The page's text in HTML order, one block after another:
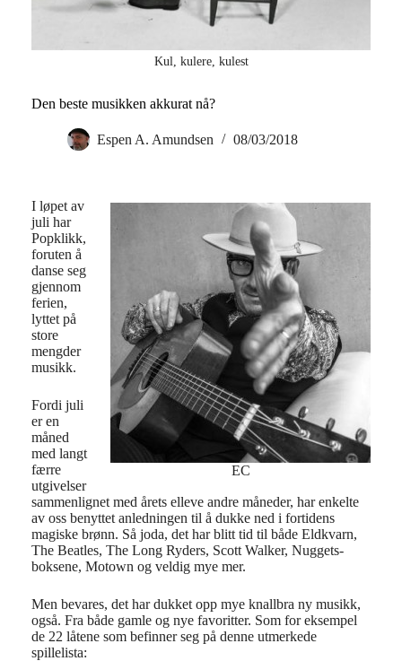
Kul, kulere, kulest
Den beste musikken akkurat nå?
Espen A. Amundsen 08/03/2018
EC
I løpet av
juli har
Popklikk,
foruten å
danse seg
gjennom
ferien,
lyttet på
store
mengder
musikk.
Fordi juli
er en
måned
med langt
færre
utgivelser
sammenlignet med årets elleve andre måneder, har enkelte
av oss benyttet anledningen til å dukke ned i fortidens
magiske brønn. Så joda, det har blitt tid til både Eldkvarn,
The Beatles, The Long Ryders, Scott Walker, Nuggets-
boksene, Motown og veldig mye mer.
Men bevares, det har dukket opp mye knallbra ny musikk,
også. Fra både gamle og nye favoritter. Som for eksempel
de 22 låtene som befinner seg på denne utmerkede
spillelista: